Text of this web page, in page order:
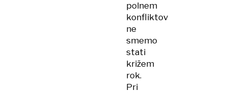
polnem
konfliktov
ne
smemo
stati
križem
rok.
Pri